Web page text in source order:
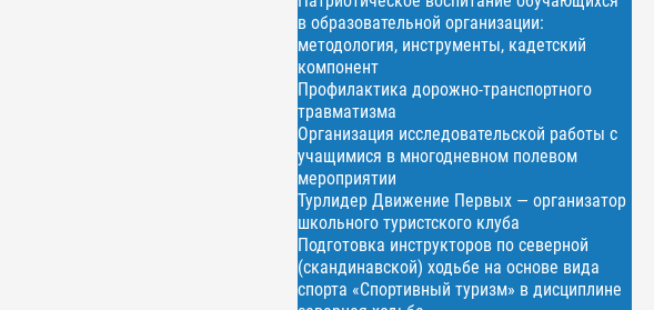
в образовательной организации:
методология, инструменты, кадетский
компонент
Профилактика дорожно-транспортного
травматизма
Организация исследовательской работы с
учащимися в многодневном полевом
мероприятии
Турлидер Движение Первых — организатор
школьного туристского клуба
Подготовка инструкторов по северной
(скандинавской) ходьбе на основе вида
спорта «Спортивный туризм» в дисциплине